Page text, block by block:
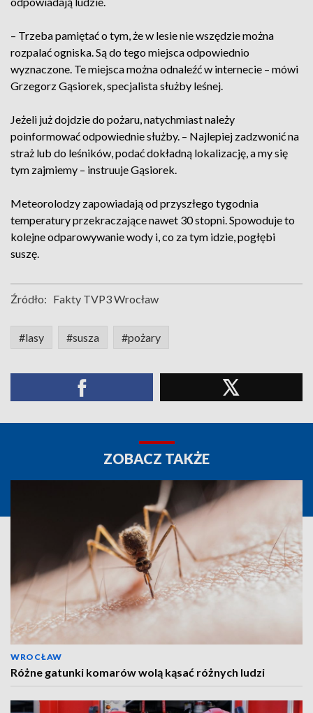
– Trzeba pamiętać o tym, że w lesie nie wszędzie można
rozpalać ogniska. Są do tego miejsca odpowiednio
wyznaczone. Te miejsca można odnaleźć w internecie – mówi
Grzegorz Gąsiorek, specjalista służby leśnej.
Jeżeli już dojdzie do pożaru, natychmiast należy
poinformować odpowiednie służby. – Najlepiej zadzwonić na
straż lub do leśników, podać dokładną lokalizację, a my się
tym zajmiemy – instruuje Gąsiorek.
Meteorolodzy zapowiadają od przyszłego tygodnia
temperatury przekraczające nawet 30 stopni. Spowoduje to
kolejne odparowywanie wody i, co za tym idzie, pogłębi
suszę.
Źródło: Fakty TVP3 Wrocław
#lasy #susza #pożary
ZOBACZ TAKŻE
WROCŁAW
Różne gatunki komarów wolą kąsać różnych ludzi